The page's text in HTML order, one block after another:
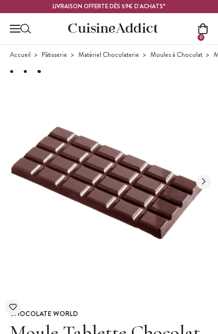
LIVRAISON OFFERTE DÈS 59€ D'ACHATS*
0
Accueil Pâtisserie Matériel Chocolaterie Moules à Chocolat
CHOCOLATE WORLD